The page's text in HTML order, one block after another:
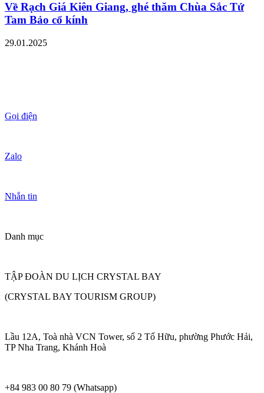
Về Rạch Giá Kiên Giang, ghé thăm Chùa Sắc Tứ
Tam Bảo cổ kính
29.01.2025
Gọi điện
Zalo
Nhắn tin
Danh mục
TẬP ĐOÀN DU LỊCH CRYSTAL BAY
(CRYSTAL BAY TOURISM GROUP)
Lầu 12A, Toà nhà VCN Tower, số 2 Tố Hữu, phường Phước Hải,
TP Nha Trang, Khánh Hoà
+84 983 00 80 79 (Whatsapp)